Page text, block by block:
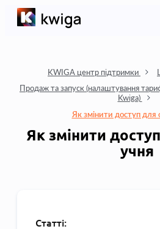
KWIGA центр підтримки
Продаж та запуск (налаштування
Kwiga)
Як змінити доступ для
Як змінити
учня
Статті: